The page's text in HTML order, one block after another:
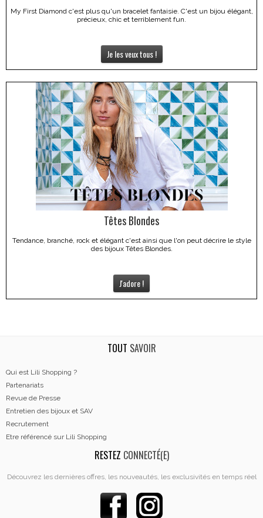
My First Diamond c'est plus qu'un bracelet fantaisie. C'est un bijou élégant,
précieux, chic et terriblement fun.
Je les veux tous !
Têtes Blondes
Tendance, branché, rock et élégant c'est ainsi que l'on peut décrire le style
des bijoux Têtes Blondes.
J'adore !
TOUT SAVOIR
Qui est Lili Shopping ?
Partenariats
Revue de Presse
Entretien des bijoux et SAV
Recrutement
Etre référencé sur Lili Shopping
RESTEZ CONNECTÉ(E)
Découvrez les dernières offres, les nouveautés, les exclusivités en temps réel